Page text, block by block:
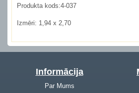
Produkta kods:4-037
Izmēri: 1,94 x 2,70
Informācija
Par Mums